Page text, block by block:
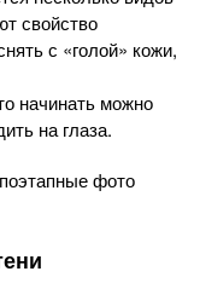
свойство
с «голой» кожи,
начинать можно
на глаза.
фото